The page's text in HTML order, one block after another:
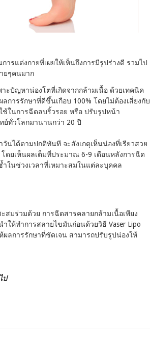
รแต่งกายที่เผยให้เห็นถึงการมีรูปร่างดี รวมไป
ยๆคนมาก
ะปัญหาน่องโตที่เกิดจากกล้ามเนื้อ ด้วยเทคนิค
การรักษาที่ดีขึ้นเกือบ 100% โดยไม่ต้องเสี่ยงกับ
ช้ในการฉีดลบริ้วรอย หรือ ปรับรูปหน้า
ย์ทั่วโลกมานานกว่า 20 ปี
นได้ตามปกติทันที จะสังเกตุเห็นน่องที่เรียวสวย
ดยเห็นผลเต็มที่ประมาณ 6-9 เดือนหลังการฉีด
ในช่วงเวลาที่เหมาะสมในแต่ละบุคคล
มร่วมด้วย การฉีดสารคลายกล้ามเนื้อเพียง
ให้ทำการสลายไขมันก่อนด้วยวิธี Vaser Lipo
ผลการรักษาที่ชัดเจน สามารถปรับรูปน่องให้
ป